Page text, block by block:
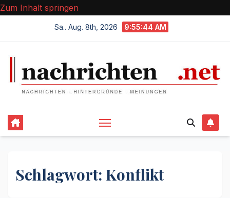
Zum Inhalt springen
Sa.. Aug. 8th, 2026 9:55:45 AM
Schlagwort: Konflikt